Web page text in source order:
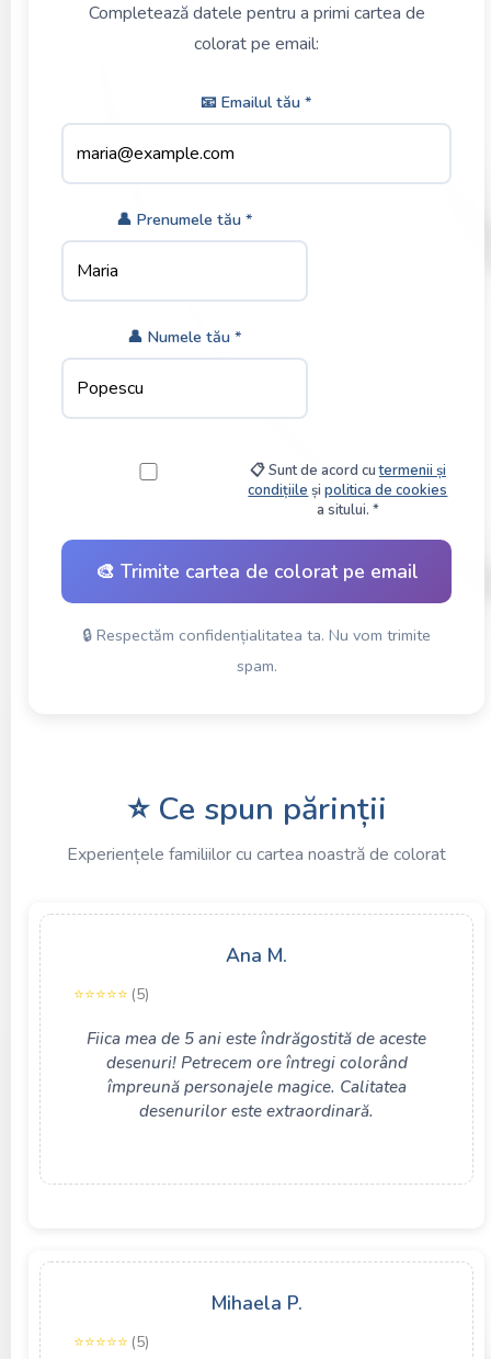
Completează datele pentru a primi cartea de
colorat pe email:
📧 Emailul tău *
👤 Prenumele tău *
👤 Numele tău *
📋 Sunt de acord cutermenii și
condițiile șipolitica de cookies
a sitului. *
🎨 Trimite cartea de colorat pe email
🔒 Respectăm confidențialitatea ta. Nu vom trimite
spam.
⭐ Ce spun părinții
Experiențele familiilor cu cartea noastră de colorat
Ana M.
(5)
Fiica mea de 5 ani este îndrăgostită de aceste
desenuri! Petrecem ore întregi colorând
împreună personajele magice. Calitatea
desenurilor este extraordinară.
Mihaela P.
(5)